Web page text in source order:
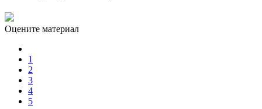
Оцените материал
1
2
3
4
5